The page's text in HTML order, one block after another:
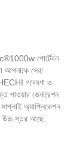
পোর্টেবল
আপনাকে সেরা
গবেষণা ও
পাওয়ার জেনারেশন
অ্যাপ্লিকেশন
উচ্চ স্তর আছে.